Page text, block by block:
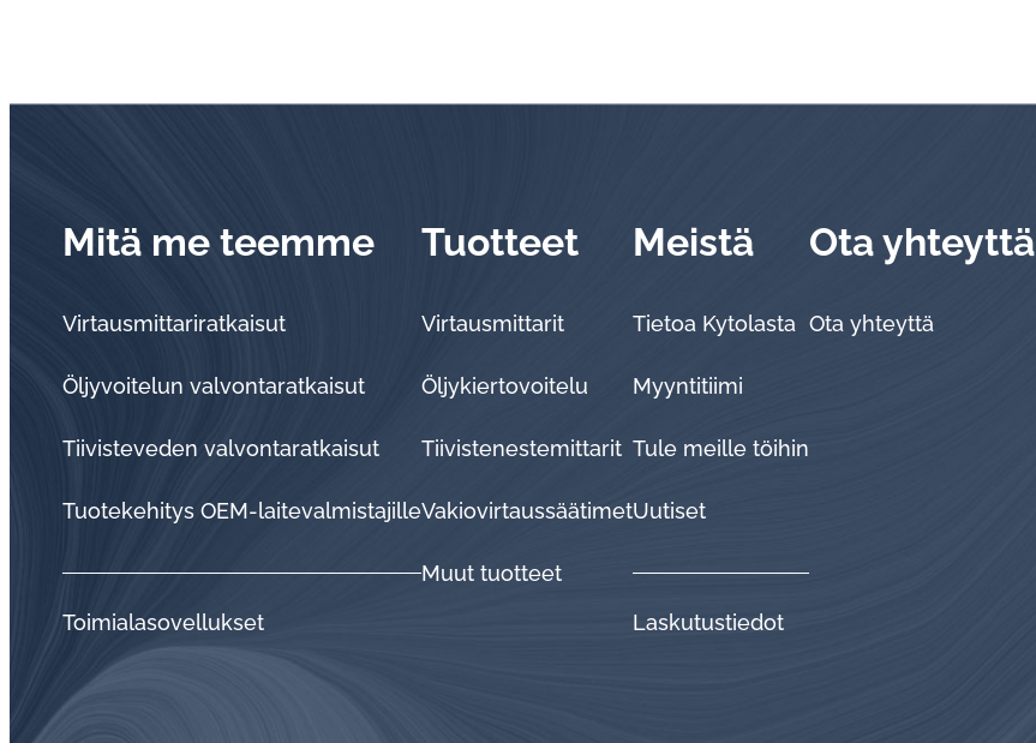
Mitä me teemme
Virtausmittariratkaisut
Öljyvoitelun valvontaratkaisut
Tii­vis­te­ve­den val­von­ta­rat­kai­sut
Tuo­te­ke­hi­tys OEM-lai­te­val­mis­ta­jil­le
Toi­mia­la­so­vel­luk­set
Tuotteet
Virtausmittarit
Öljykiertovoitelu
Tiivistenestemittarit
Vakiovirtaussäätimet
Muut tuotteet
Meistä
Tietoa Kytolasta
Myyntitiimi
Tule meille töihin
Uutiset
Laskutustiedot
Ota yhteyttä
Ota yhteyttä